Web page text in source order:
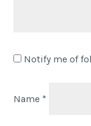
Notify me of
Name *